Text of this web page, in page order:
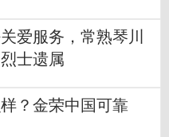
爱服务，常熟琴川
士遗属
？金荣中国可靠